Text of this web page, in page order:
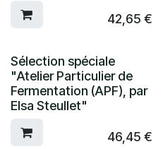
42,65 €
Sélection spéciale
"Atelier Particulier de
Fermentation (APF), par
Elsa Steullet"
46,45 €